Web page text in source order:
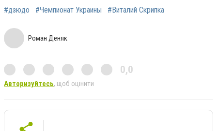
#дзюдо #Чемпионат Украины #Виталий Скрипка
Роман Деняк
0,0
Авторизуйтесь, щоб оцінити